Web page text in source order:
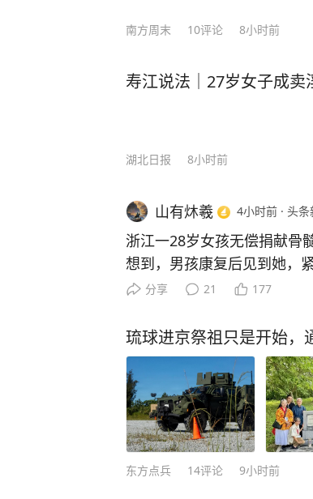
们，会更加明确自己的人
人而活，而是勇敢地追随自己内心的声音。 就像莫言，
事，最终凭借着自己的坚持
是有价值的，他的智慧靠一
的人》，莫言将自己大半辈
和各种社会现象都融入其中
我们只有牢记初心，才能不断进步。 最值得一提的是，在这部《
莫言将自己多年来遭受质疑
影，还是用他擅长的写法，
作者之间的距离，引发了读者的情感共鸣。 就连诺贝
言是一个会讲故事的人。”
幻现实的手法，丰富的想象
作家。 莫言的文字犹如一壶好茶，一杯咖啡，需要你放下尘世的俗世，在一个静谧的
午后，细细端详，好好品味
而且，这本好书现在价格也
得者的人生智慧，从而更好地解
南方周末 10评论 8小时前
寿江说法｜27岁女子成
湖北日报 8小时前
山有炑羲 4小时前 · 头条
浙江一28岁女孩无偿捐献骨
想到，男孩康复后见到她，
长大后一定要保护你！” 浙江杭州富阳有个姑娘，28岁那年突
的一份血样，与一名15岁白血病男
菲，1989年出生，2009年
细胞捐献，顺手留下血样加入中华骨髓
到，茫茫人海中，这份血样
望。 2017年5月2日，浙江省造血干细胞捐献者资料库管理中
心联系上她，电话那头告诉
抗争。 许艾菲只考虑了一天，就告诉父母：自己愿意捐，她后
分享 21 177
琉球进京祭祖只是开始，
东方点兵 14评论 9小时前